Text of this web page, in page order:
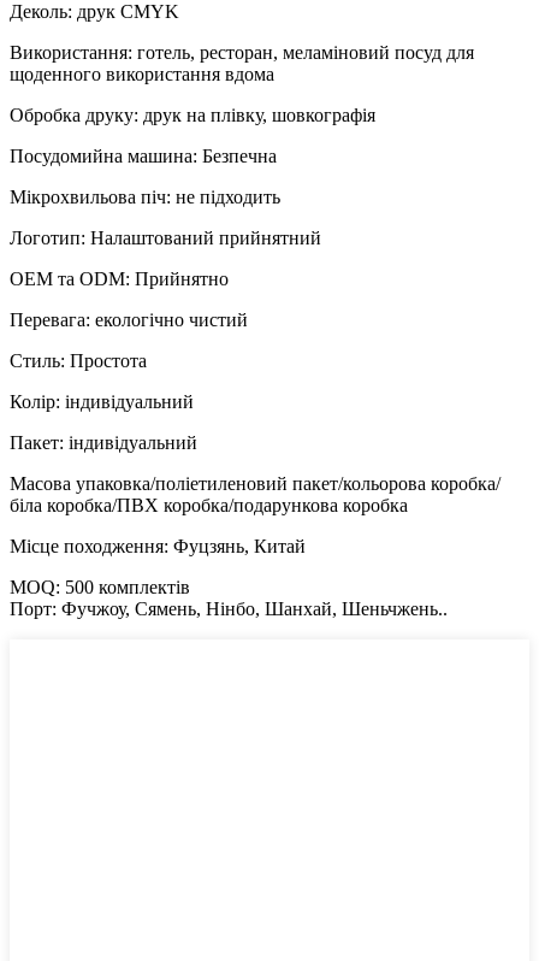
Деколь: друк CMYK
Використання: готель, ресторан, меламіновий посуд для
щоденного використання вдома
Обробка друку: друк на плівку, шовкографія
Посудомийна машина: Безпечна
Мікрохвильова піч: не підходить
Логотип: Налаштований прийнятний
OEM та ODM: Прийнятно
Перевага: екологічно чистий
Стиль: Простота
Колір: індивідуальний
Пакет: індивідуальний
Масова упаковка/поліетиленовий пакет/кольорова коробка/
біла коробка/ПВХ коробка/подарункова коробка
Місце походження: Фуцзянь, Китай
MOQ: 500 комплектів
Порт: Фучжоу, Сямень, Нінбо, Шанхай, Шеньчжень..